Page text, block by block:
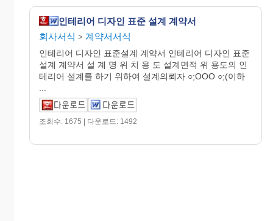
인테리어 디자인 표준 설계 계약서
회사서식 > 계약서서식
인테리어 디자인 표준설계 계약서 인테리어 디자인 표준
설계 계약서 설 계 명 위 치 용 도 설계면적 위 용도의 인
테리어 설계를 하기 위하여 설계의뢰자 ○;OOO ○;(이하
조회수: 1675 | 다운로드: 1492